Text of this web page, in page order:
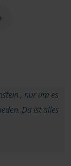
, nur um es
Da ist alles